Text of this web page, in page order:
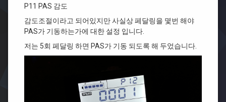
P11 PAS 감도
감도조절이라고 되어있지만 사실상 페달링을 몇번 해야
PAS가 기동하는가에 대한 설정 입니다.
저는 5회 페달링 하면 PAS가 기동 되도록 해 두었습니다.